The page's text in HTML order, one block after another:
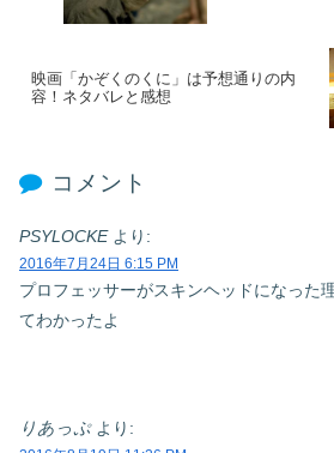
映画「かぞくのくに」は予想通りの内
容！ネタバレと感想
コメント
PSYLOCKE より:
2016年7月24日 6:15 PM
プロフェッサーがスキンヘッドになった
てわかったよ
りあっぷ より: